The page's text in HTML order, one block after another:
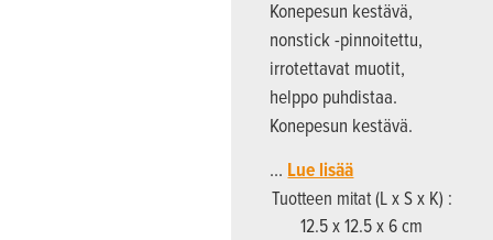
Konepesun kestävä,
nonstick -pinnoitettu,
irrotettavat muotit,
helppo puhdistaa.
Konepesun kestävä.
… Lue lisää
Tuotteen mitat (L x S x K) :
12.5 x 12.5 x 6 cm